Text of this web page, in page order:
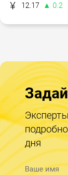
12.17
▲ 0.2
дня